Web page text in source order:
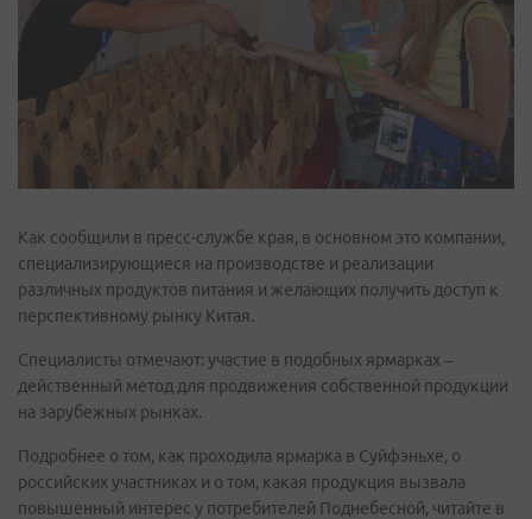
Как сообщили в пресс-службе края, в основном это компании,
специализирующиеся на производстве и реализации
различных продуктов питания и желающих получить доступ к
перспективному рынку Китая.
Специалисты отмечают: участие в подобных ярмарках –
действенный метод для продвижения собственной продукции
на зарубежных рынках.
Подробнее о том, как проходила ярмарка в Суйфэньхе, о
российских участниках и о том, какая продукция вызвала
повышенный интерес у потребителей Поднебесной, читайте в